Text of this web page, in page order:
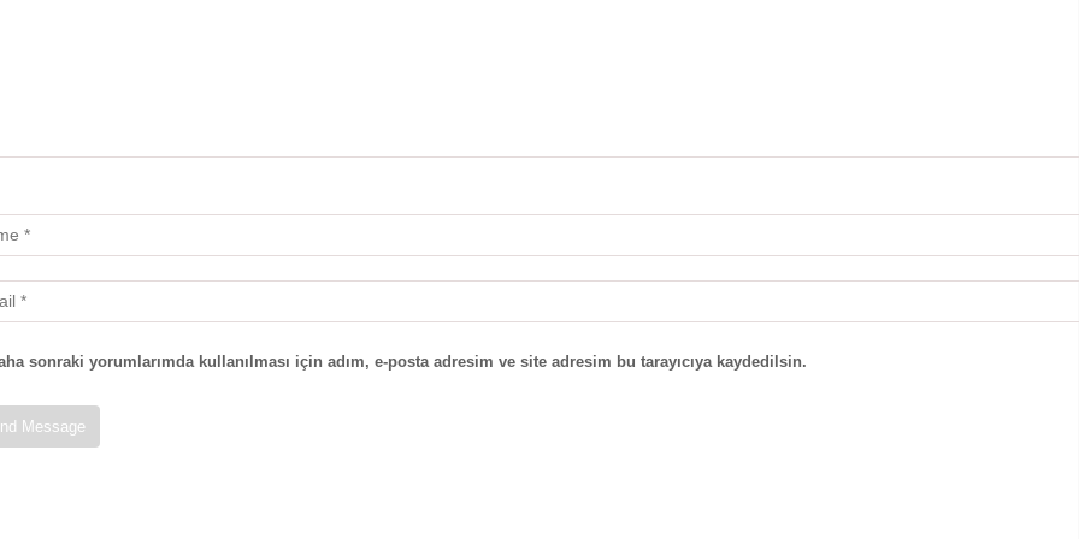
sonraki yorumlarımda kullanılması için adım, e-posta adresim ve site adresim bu tarayıcıya kaydedilsin.